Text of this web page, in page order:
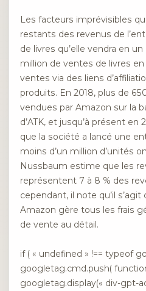
Les facteurs imprévisibles
restants des revenus de
de livres qu’elle vendra en
million de ventes de livres
ventes via des liens
produits. En 2018, plus de
vendues par Amazon sur la
d’ATK, et jusqu’à présent en
que la société a lancé une
moins d’un million d’unités
Nussbaum estime que les
représentent 7 à 8 % des
cependant, il note qu’il s’agit
Amazon gère tous les frais
de vente au détail.
if ( « undefined » !== typeof
googletag.cmd.push(
googletag.display(« div-gpt-